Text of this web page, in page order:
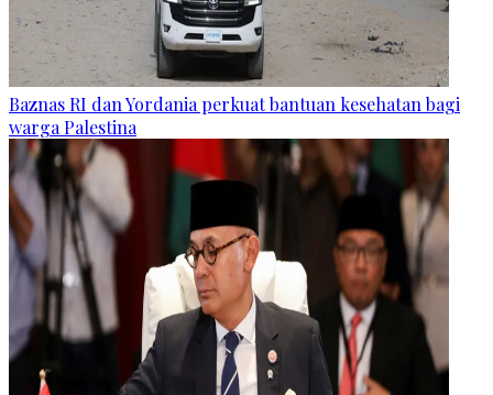
Baznas RI dan Yordania perkuat bantuan kesehatan bagi
warga Palestina